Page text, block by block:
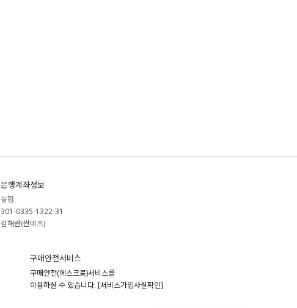
은행계좌정보
농협
301-0335-1322-31
김해란(싼비즈)
구매안전서비스
구매안전(에스크로)서비스를
이용하실 수 있습니다. [서비스가입사실확인]